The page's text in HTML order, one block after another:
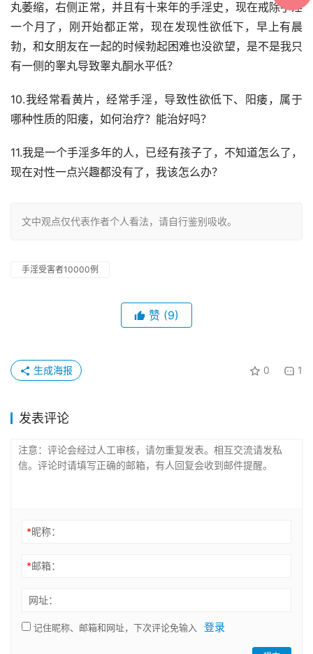
丸萎缩，右侧正常，并且有十来年的手淫史，现在戒除手淫
一个月了，刚开始都正常，现在发现性欲低下，早上有晨
勃，和女朋友在一起的时候勃起困难也没欲望，是不是我只
有一侧的睾丸导致睾丸酮水平低？
10.我经常看黄片，经常手淫，导致性欲低下、阳痿，属于
哪种性质的阳痿，如何治疗？能治好吗？
11.我是一个手淫多年的人，已经有孩子了，不知道怎么了，
现在对性一点兴趣都没有了，我该怎么办？
文中观点仅代表作者个人看法，请自行鉴别吸收。
手淫受害者10000例
赞 (9)
0 1
生成海报
发表评论
*昵称：
*邮箱：
网址：
记住昵称、邮箱和网址，下次评论免输入 登录